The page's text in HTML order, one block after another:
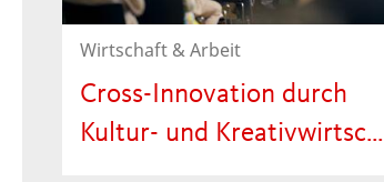
Wirtschaft & Arbeit
Cross-Innovation durch
Kultur- und Kreativwirtsc…